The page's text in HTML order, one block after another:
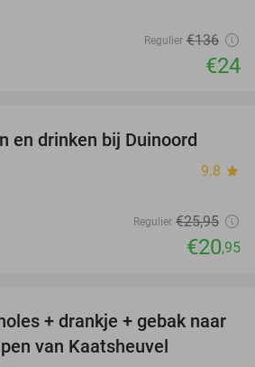
Regulier €136
€24
en drinken bij Duinoord
9.8 star
Regulier €25,95
€20,95
41%
+ drankje + gebak naar
van Kaatsheuvel